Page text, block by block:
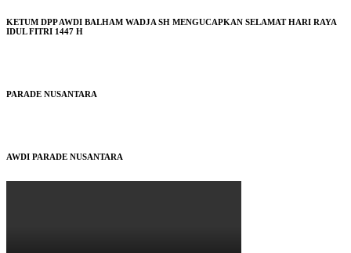
KETUM DPP AWDI BALHAM WADJA SH MENGUCAPKAN SELAMAT HARI RAYA
IDUL FITRI 1447 H
PARADE NUSANTARA
AWDI PARADE NUSANTARA